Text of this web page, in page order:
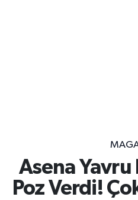
Asena Yavru
Poz Verdi!